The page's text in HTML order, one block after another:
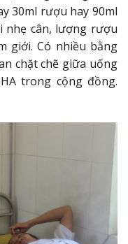
30ml rượu hay 90ml
nhẹ cân, lượng rượu
giới. Có nhiều bằng
chặt chẽ giữa uống
trong cộng đồng.